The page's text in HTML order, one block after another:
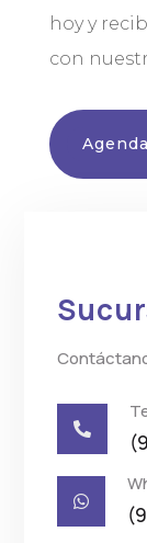
hoy y
con

